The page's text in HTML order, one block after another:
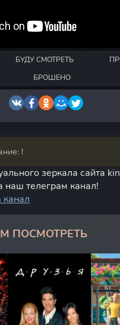
БУДУ СМОТРЕТЬ
БРОШЕНО
!
зеркала сайта
наш телеграм канал!
канал
ПОСМОТРЕТЬ